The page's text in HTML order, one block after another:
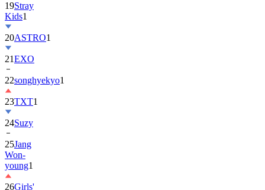
19Stray
Kids1
20ASTRO1
21EXO
22songhyekyo1
23TXT1
24Suzy
25Jang
Won-
young1
26Girls'